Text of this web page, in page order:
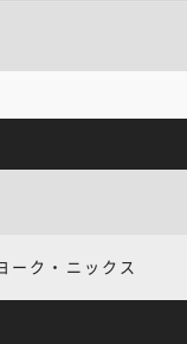
ーク・ニックス